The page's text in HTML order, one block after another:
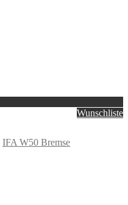
Wunschliste
IFA W50 Bremse